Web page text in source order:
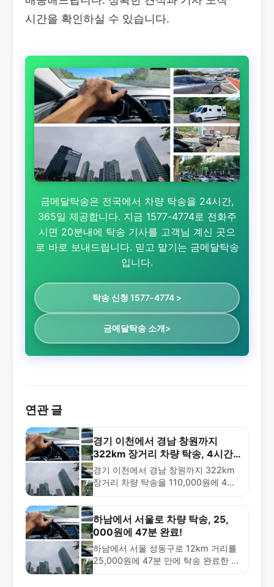
시간을 확인하실 수 있습니다.
금메달탁송은 전국에서 차량 탁송을 24시간,
365일 제공합니다. 지금 1577-4774로 전화주
시면 20분내에 탁송 기사를 고객님 계신 곳으
로 바로 보내드립니다. 믿고 맡기는 금메달탁송
입니다.
탁송 신청 1577-4774 >
금메달탁송 소개>
연관 글
경기 이천에서 경남 창원까지
322km 장거리 차량 탁송, 4시간
만에 완료!
경기 이천에서 경남 창원까지 322km
장거리 차량 탁송을 110,000원에 4시
요.
하남에서 서울로 차량 탁송, 25,
000원에 47분 완료!
하남에서 서울 성동구로 12km 거리를
25,000원에 47분 만에 탁송 완료한 사